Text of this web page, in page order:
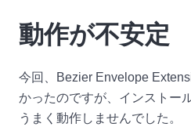
動作が不安定
今回、Bezier Envelope
かったのですが、インストー
うまく動作しませんでした。